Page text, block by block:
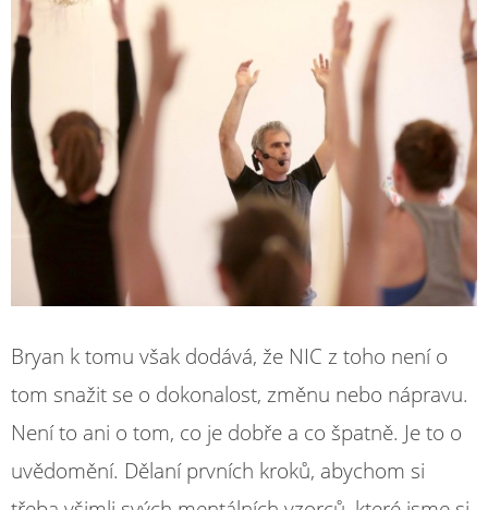
Bryan k tomu však dodává, že NIC z toho není o
tom snažit se o dokonalost, změnu nebo nápravu.
Není to ani o tom, co je dobře a co špatně. Je to o
uvědomění. Dělaní prvních kroků, abychom si